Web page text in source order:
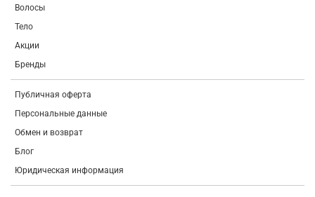
Волосы
Тело
Акции
Бренды
Публичная оферта
Персональные данные
Обмен и возврат
Блог
Юридическая информация